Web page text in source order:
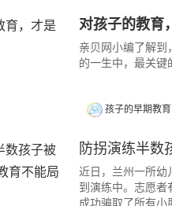
对孩子的教育
亲贝网小编了解到
的一生中，最关键
孩子的早期教育
防拐演练半数
近日，兰州一所幼
到演练中。志愿者
成功骗取了所有小